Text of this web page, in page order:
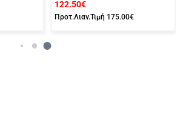
122.50€
Προτ.Λιαν.Τιμή 175.00€